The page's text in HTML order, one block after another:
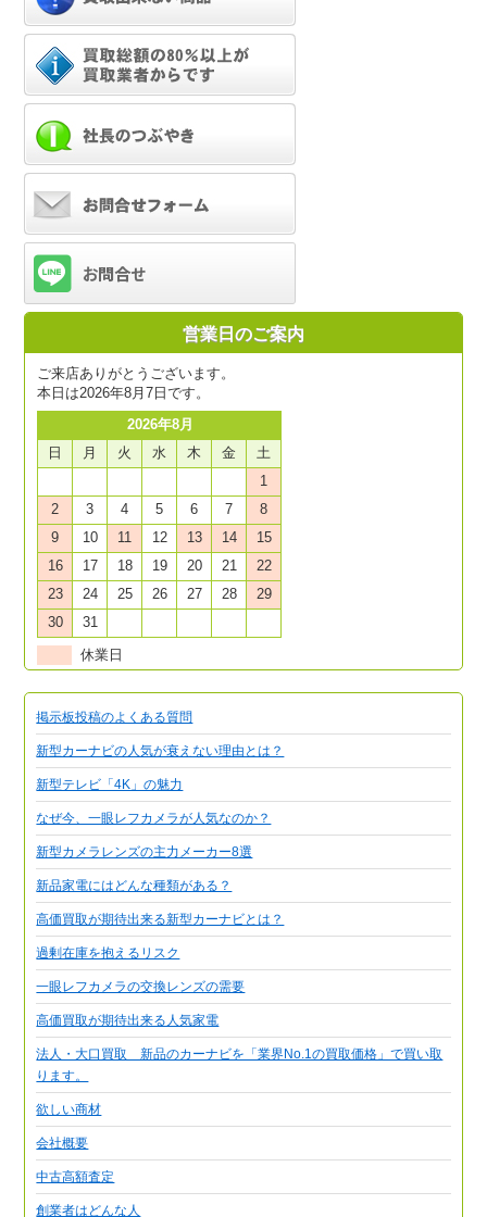
営業日のご案内
ご来店ありがとうございます。
本日は2026年8月7日です。
2026年8月
日
月 火 水 木 金
土
1
2
3 4 5 6 7
8
9
10 11 12 13 14
15
16
17 18 19 20 21
22
23
24 25 26 27 28
29
30
31
休業日
掲示板投稿のよくある質問
新型カーナビの人気が衰えない理由とは？
新型テレビ「4K」の魅力
なぜ今、一眼レフカメラが人気なのか？
新型カメラレンズの主力メーカー8選
新品家電にはどんな種類がある？
高価買取が期待出来る新型カーナビとは？
過剰在庫を抱えるリスク
一眼レフカメラの交換レンズの需要
高価買取が期待出来る人気家電
法人・大口買取 新品のカーナビを「業界No.1の買取価格」で買い取
ります。
欲しい商材
会社概要
中古高額査定
創業者はどんな人